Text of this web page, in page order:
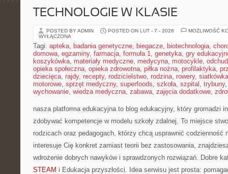
TECHNOLOGIE W KLASIE
POSTED BY ADMIN POSTED ON LUT - 7 - 2026
MOŻLIWOŚĆ
WYŁĄCZONA
Tagi: apteka, badania genetyczne, biegacze, biotechnologia,
domowa, egzaminy, farmacja, formuła 1, genetyka, gry
koszykówka, materiały medyczne, medycyna, motocykle,
opieka społeczna, opieka zdrowotna, piłka nożna, profilaktyka,
dziecięca, rajdy, recepty, rodzicielstwo, rodzina, rowery, siatkówka
motorowe, sprzęt medyczny, superfoods, szkoła, szpital , trybuny
wychowanie, wiedza medyczna, zabawa, zajęcia dodatkowe,
nasza platforma edukacyjna to blog edukacyjny, który gromadzi
zdobywać kompetencje w modelu szkoły zdalnej. To miejsce
rodzicach oraz pedagogach, którzy chcą usprawnić codzienność
interesuje Cię konkret zamiast teorii bez zastosowania,
wdrożenie dobrych nawyków i sprawdzonych rozwiązań. Dobre
STEAM i Edukacja przyszłości. Idea serwisu jest prosta: